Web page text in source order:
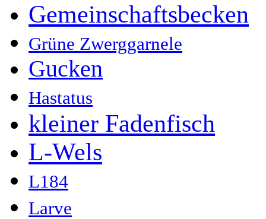
Gemeinschaftsbecken
Grüne Zwerggarnele
Gucken
Hastatus
kleiner Fadenfisch
L-Wels
L184
Larve